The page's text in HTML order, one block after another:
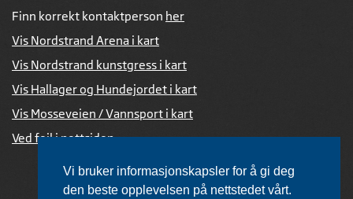
Vi bruker informasjonskapsler for å gi deg
den beste opplevelsen på nettstedet vårt.
Finn korrekt kontaktperson her
Vis Nordstrand Arena i kart
Vis Nordstrand kunstgress i kart
Vis Hallager og Hundejordet i kart
Vis Mosseveien / Vannsport i kart
Ved feil i nettsiden